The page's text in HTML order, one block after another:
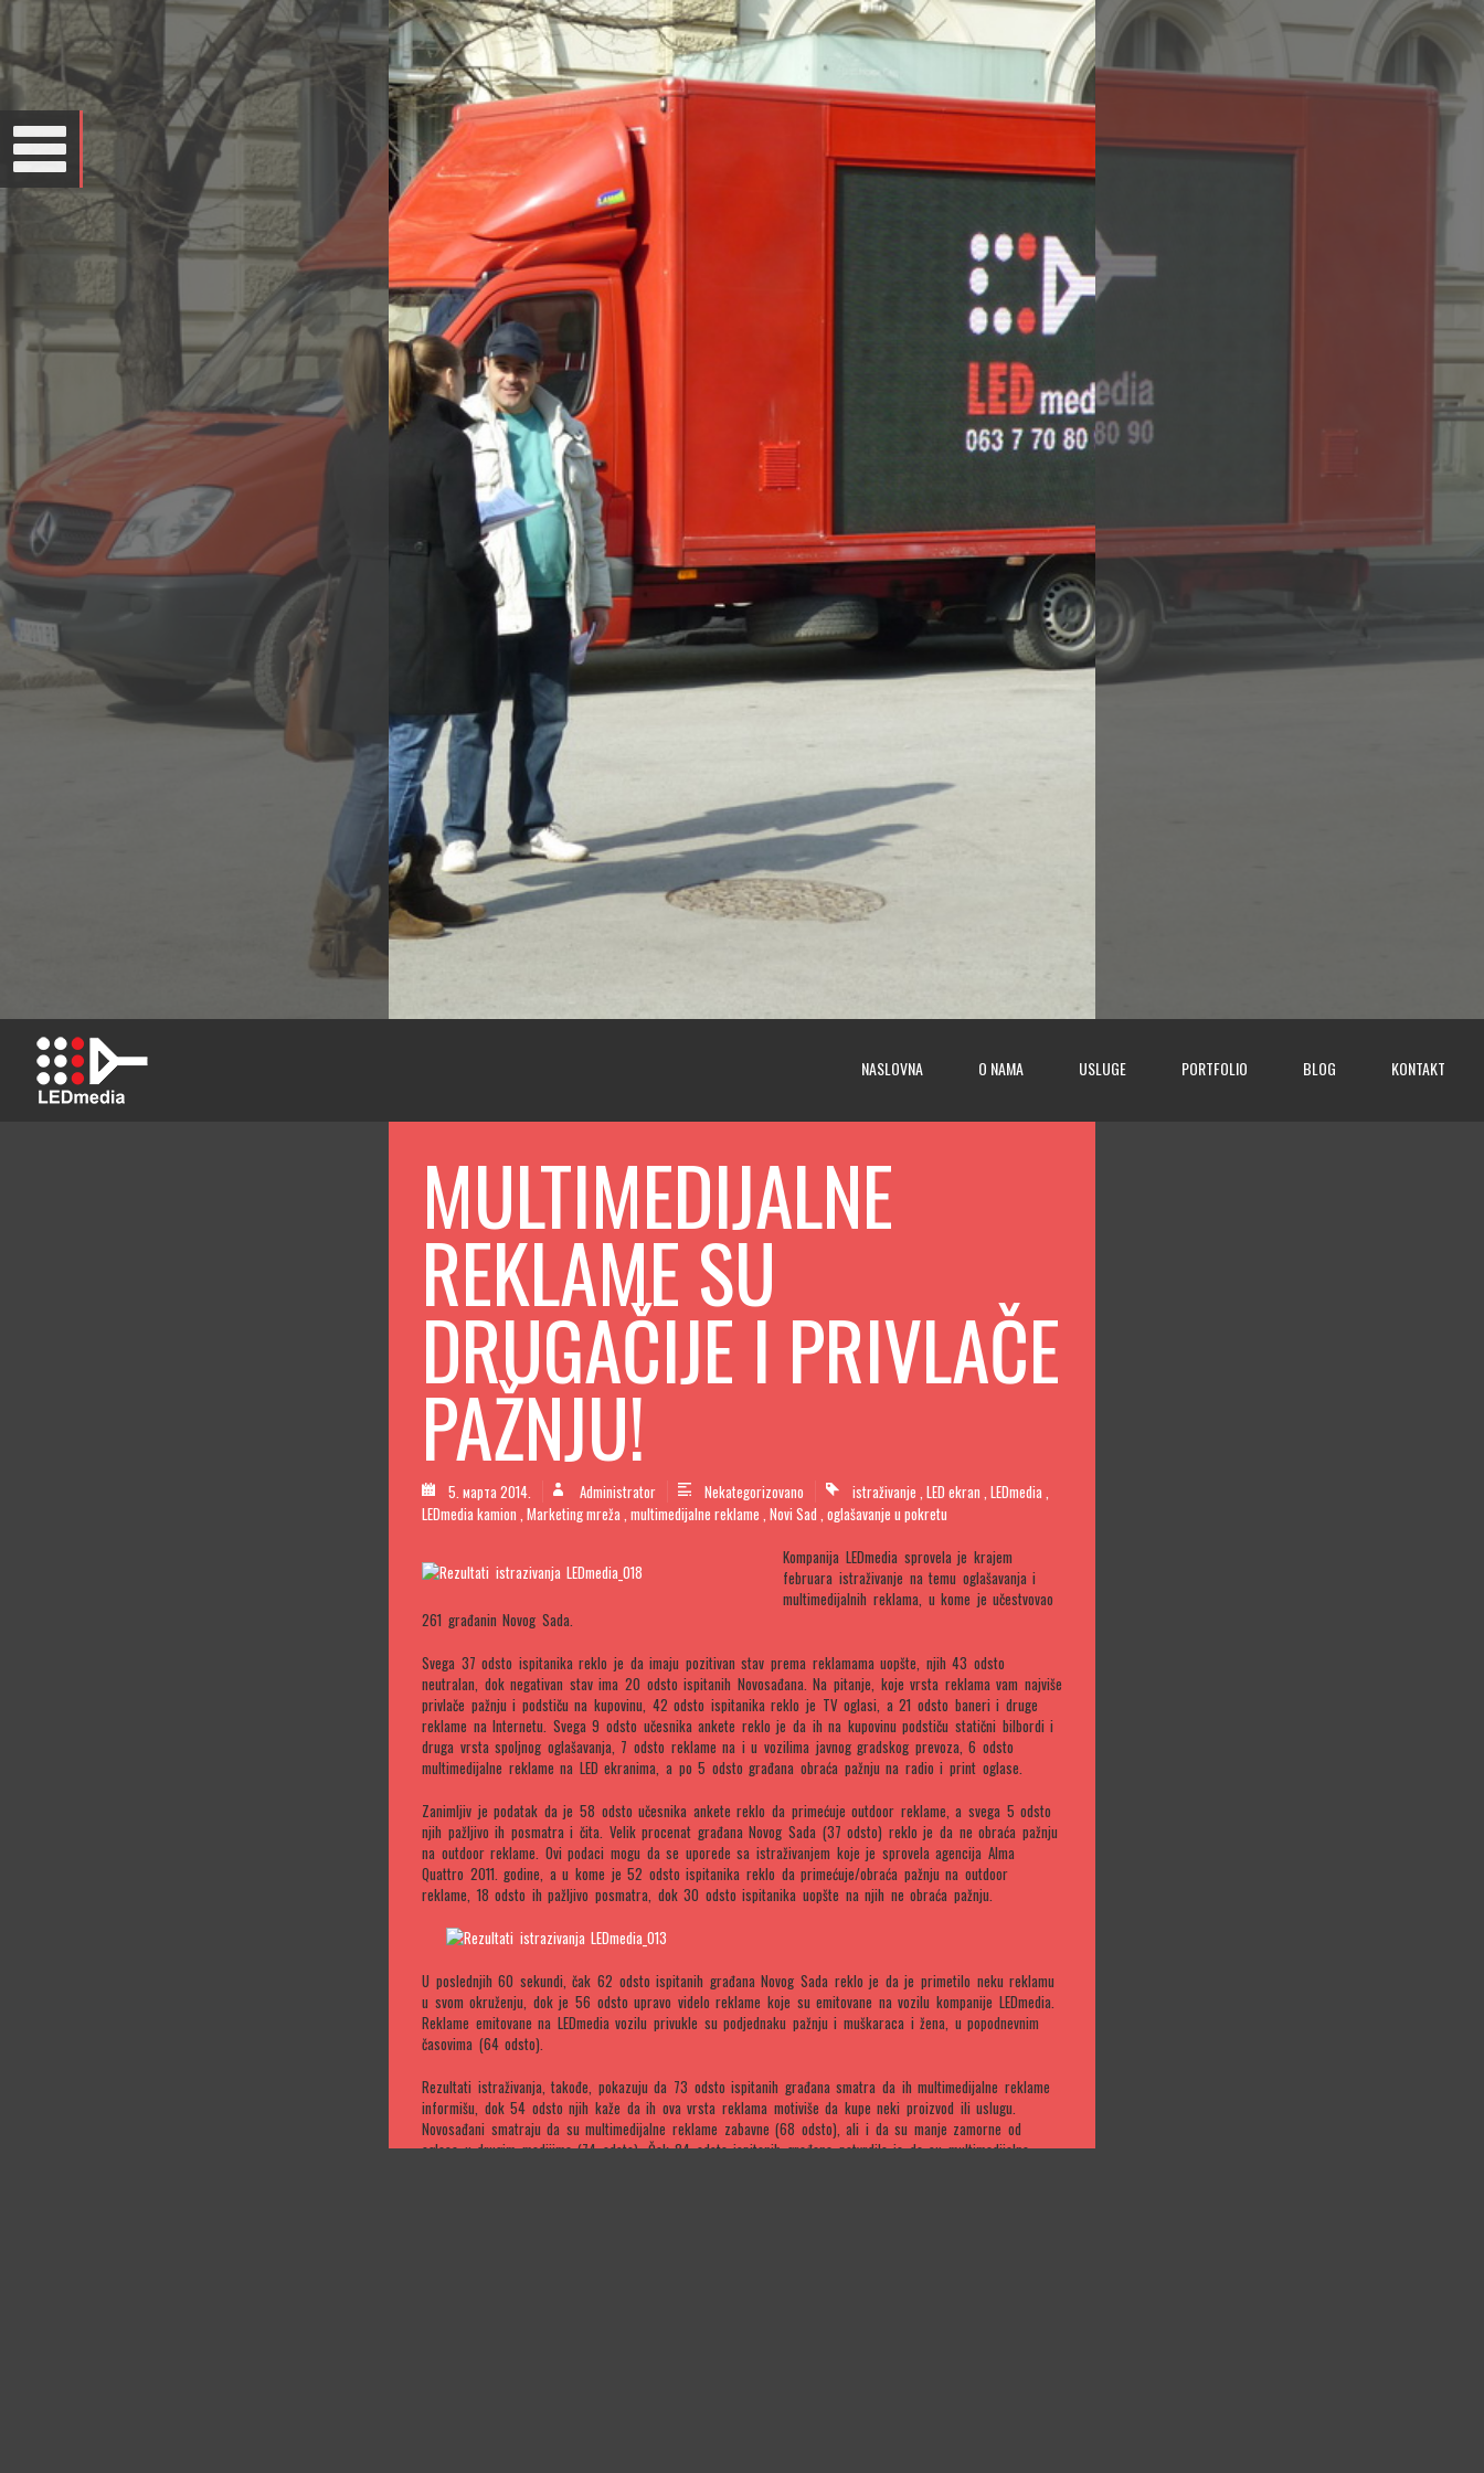
NASLOVNA O NAMA USLUGE PORTFOLIO BLOG KONTAKT
MULTIMEDIJALNE
REKLAME SU
DRUGAČIJE I PRIVLAČE
PAŽNJU!
5. марта 2014. Administrator Nekategorizovano istraživanje , LED ekran , LEDmedia,
LEDmedia kamion , Marketing mreža, multimedijalne reklame , Novi Sad , oglašavanje u pokretu
Kompanija LEDmedia sprovela je krajem
februara istraživanje na temu oglašavanja i
multimedijalnih reklama, u kome je učestvovao
261 građanin Novog Sada.
Svega 37 odsto ispitanika reklo je da imaju pozitivan stav prema reklamama uopšte, njih 43 odsto
neutralan, dok negativan stav ima 20 odsto ispitanih Novosađana. Na pitanje, koje vrsta reklama vam najviše
privlače pažnju i podstiču na kupovinu, 42 odsto ispitanika reklo je TV oglasi, a 21 odsto baneri i druge
reklame na Internetu. Svega 9 odsto učesnika ankete reklo je da ih na kupovinu podstiču statični bilbordi i
druga vrsta spoljnog oglašavanja, 7 odsto reklame na i u vozilima javnog gradskog prevoza, 6 odsto
multimedijalne reklame na LED ekranima, a po 5 odsto građana obraća pažnju na radio i print oglase.
Zanimljiv je podatak da je 58 odsto učesnika ankete reklo da primećuje outdoor reklame, a svega 5 odsto
njih pažljivo ih posmatra i čita. Velik procenat građana Novog Sada (37 odsto) reklo je da ne obraća pažnju
na outdoor reklame. Ovi podaci mogu da se uporede sa istraživanjem koje je sprovela agencija Alma
Quattro 2011. godine, a u kome je 52 odsto ispitanika reklo da primećuje/obraća pažnju na outdoor
reklame, 18 odsto ih pažljivo posmatra, dok 30 odsto ispitanika uopšte na njih ne obraća pažnju.
U poslednjih 60 sekundi, čak 62 odsto ispitanih građana Novog Sada reklo je da je primetilo neku reklamu
u svom okruženju, dok je 56 odsto upravo videlo reklame koje su emitovane na vozilu kompanije LEDmedia.
Reklame emitovane na LEDmedia vozilu privukle su podjednaku pažnju i muškaraca i žena, u popodnevnim
časovima (64 odsto).
Rezultati istraživanja, takođe, pokazuju da 73 odsto ispitanih građana smatra da ih multimedijalne reklame
informišu, dok 54 odsto njih kaže da ih ova vrsta reklama motiviše da kupe neki proizvod ili uslugu.
Novosađani smatraju da su multimedijalne reklame zabavne (68 odsto), ali i da su manje zamorne od
oglasa u drugim medijima (74 odsto). Čak 84 odsto ispitanih građana potvrdilo je da su multimedijalne